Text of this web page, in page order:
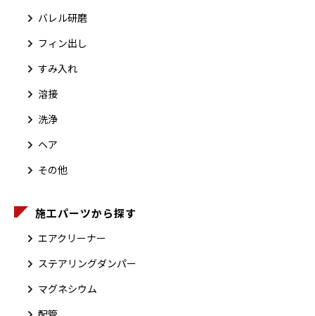
バレル研磨
フィン出し
すみ入れ
溶接
洗浄
ヘア
その他
施工パーツから探す
エアクリーナー
ステアリングダンパー
マグネシウム